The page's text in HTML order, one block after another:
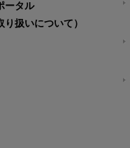
ータル
り扱いについて）